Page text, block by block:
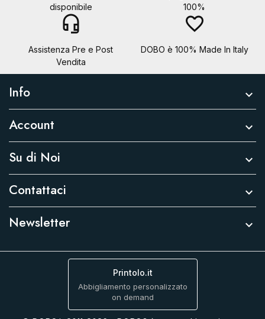
disponibile
100%
headset_mic
Assistenza Pre e Post
Vendita
favorite_border
DOBO è 100% Made In Italy
Info 
Account 
Su di Noi 
Contattaci 
Newsletter 
Printolo.it
Abbigliamento personalizzato
on demand